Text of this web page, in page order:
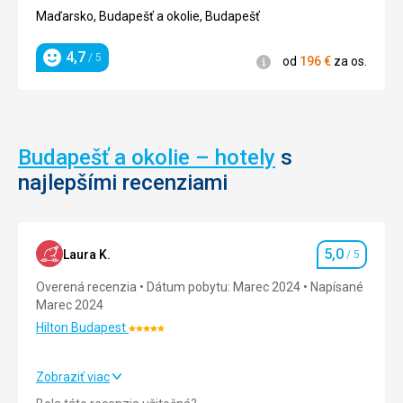
jednu
najlepších
opier
Nenáročné
Bezbariérový
prístup
Mestá /
Námestie
/ Ulice
4/5
Maďarsko, Budapešť a okolie, Budapešť
Hodnotenie
4,7 / 5 Informácie
od 196€ za os.
Budapešť a okolie – hotely s
najlepšími recenziami
Laura K. Hodnotenie
5,0 / 5
Overená recenzia Dátum pobytu: Marec 2024
Napísané
Marec 2024
Hilton BudapestHodnotenie:
Zobraziť viac